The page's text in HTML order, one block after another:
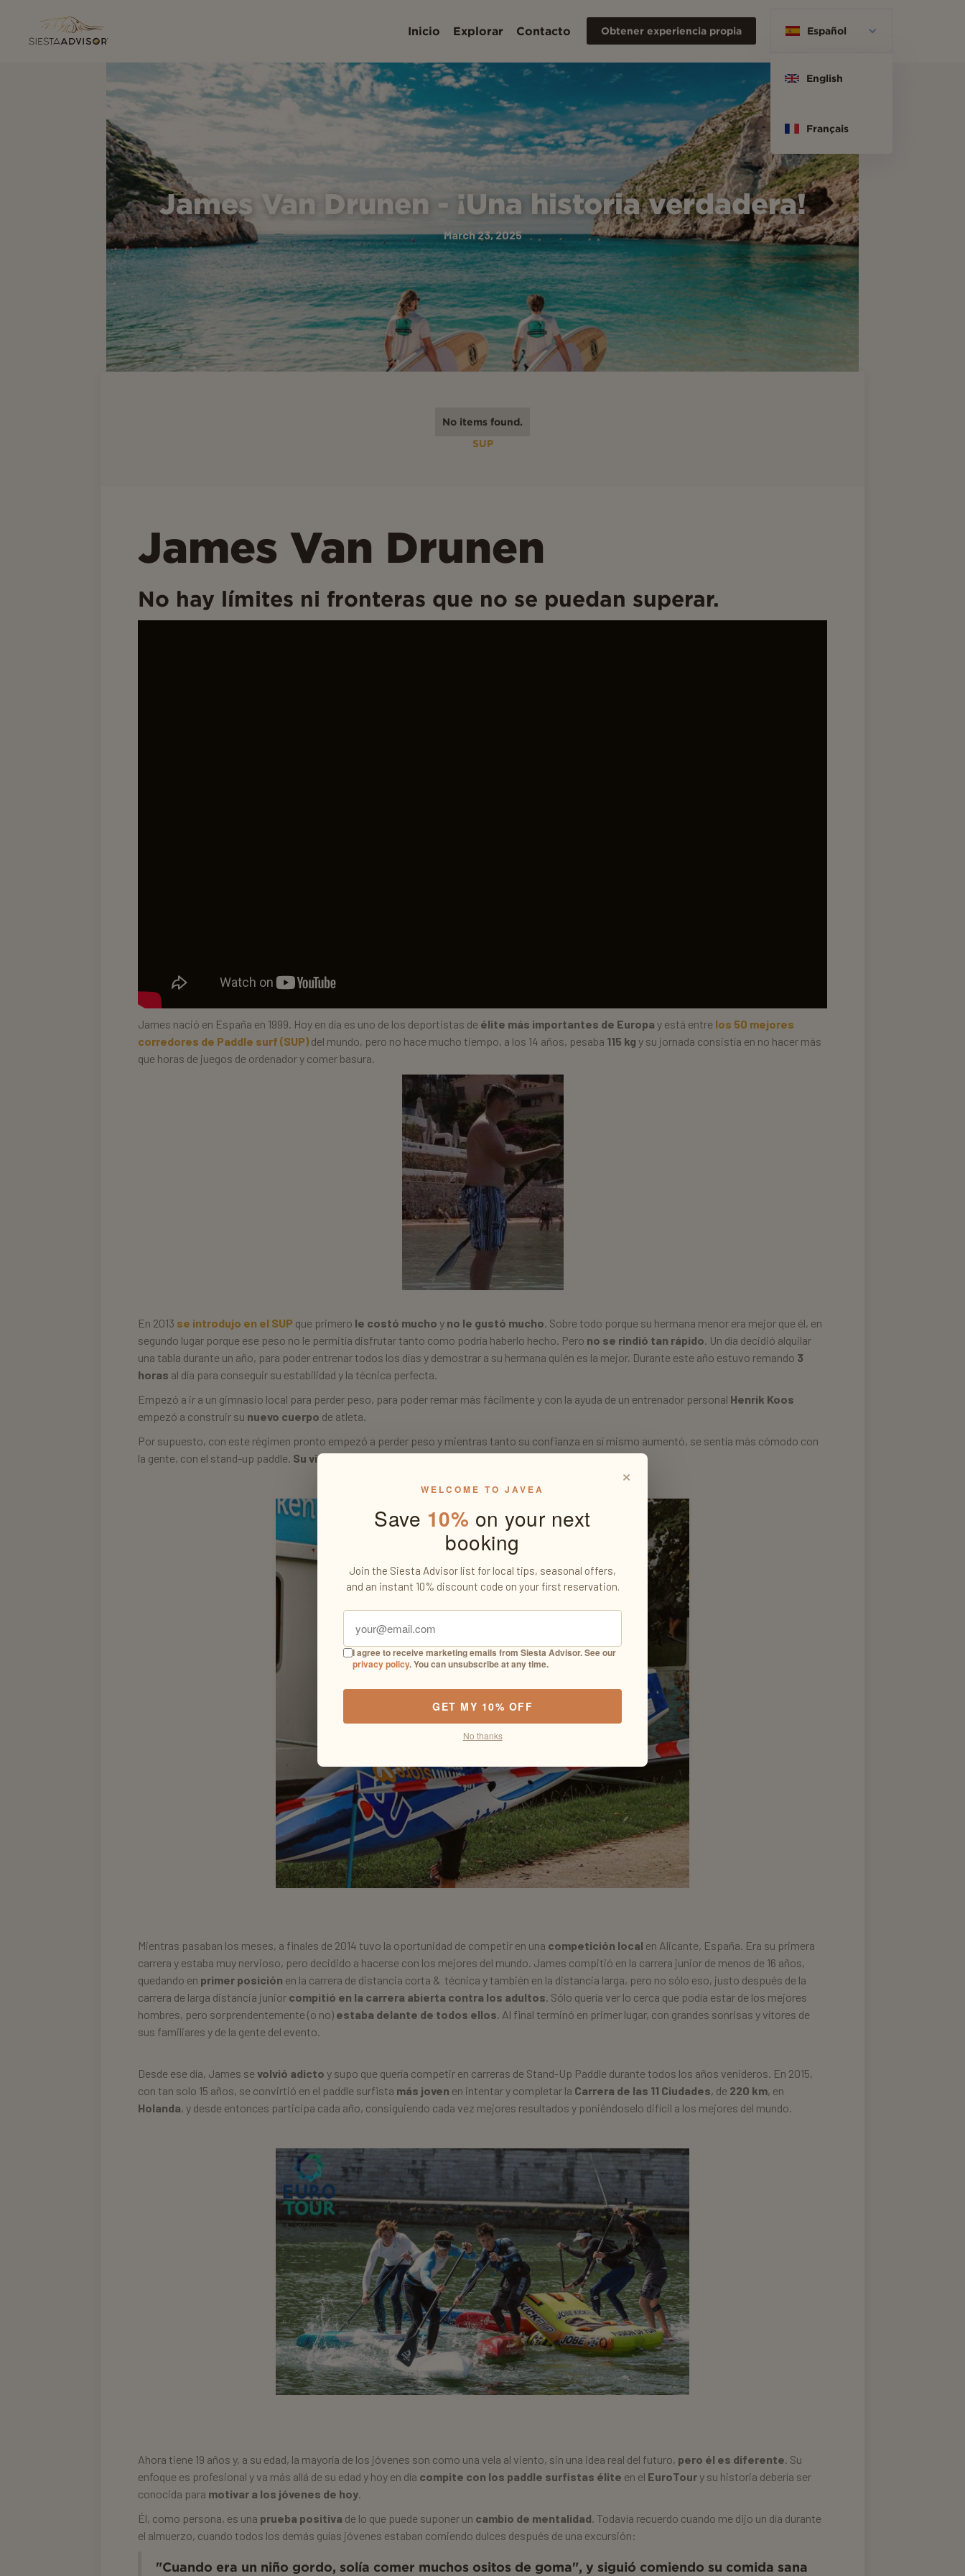
Inicio Explorar Contacto Obtener experiencia propia Español
English
Français
James Van Drunen - ¡Una historia verdadera!
March 23, 2025
No items found.
SUP
James Van Drunen
No hay límites ni fronteras que no se puedan superar.
James nació en España en 1999. Hoy en día es uno de los deportistas de élite más importantes de Europa y está entre los 50 mejores
corredores de Paddle surf (SUP)del mundo, pero no hace mucho tiempo, a los 14 años, pesaba 115 kg y su jornada consistía en no hacer más
que horas de juegos de ordenador y comer basura.
En 2013 se introdujo en el SUP que primero le costó mucho y no le gustó mucho. Sobre todo porque su hermana menor era mejor que él, en
segundo lugar porque ese peso no le permitía disfrutar tanto como podría haberlo hecho. Pero no se rindió tan rápido. Un día decidió alquilar
una tabla durante un año, para poder entrenar todos los días y demostrar a su hermana quién es la mejor. Durante este año estuvo remando 3
horas al día para conseguir su estabilidad y la técnica perfecta.
Empezó a ir a un gimnasio local para perder peso, para poder remar más fácilmente y con la ayuda de un entrenador personal Henrik Koos
empezó a construir su nuevo cuerpo de atleta.
Por supuesto, con este régimen pronto empezó a perder peso y mientras tanto su confianza en sí mismo aumentó, se sentía más cómodo con
la gente, con el stand-up paddle. Su vida cambió por completo. Ahora es una nueva persona en ciernes.
Mientras pasaban los meses, a finales de 2014 tuvo la oportunidad de competir en una competición local en Alicante, España. Era su primera
carrera y estaba muy nervioso, pero decidido a hacerse con los mejores del mundo. James compitió en la carrera junior de menos de 16 años,
quedando en primer posición en la carrera de distancia corta & técnica y también en la distancia larga, pero no sólo eso, justo después de la
carrera de larga distancia junior compitió en la carrera abierta contra los adultos. Sólo quería ver lo cerca que podía estar de los mejores
hombres, pero sorprendentemente (o no) estaba delante de todos ellos. Al final terminó en primer lugar, con grandes sonrisas y vítores de
sus familiares y de la gente del evento.
Desde ese día, James se volvió adicto y supo que quería competir en carreras de Stand-Up Paddle durante todos los años venideros. En 2015,
con tan solo 15 años, se convirtió en el paddle surfista más joven en intentar y completar la Carrera de las 11 Ciudades, de 220 km, en
Holanda, y desde entonces participa cada año, consiguiendo cada vez mejores resultados y poniéndoselo difícil a los mejores del mundo.
Ahora tiene 19 años y, a su edad, la mayoría de los jóvenes son como una vela al viento, sin una idea real del futuro, pero él es diferente. Su
enfoque es profesional y va más allá de su edad y hoy en día compite con los paddle surfistas élite en el EuroToury su historia debería ser
conocida para motivar a los jóvenes de hoy.
Él, como persona, es una prueba positiva de lo que puede suponer un cambio de mentalidad. Todavía recuerdo cuando me dijo un día durante
el almuerzo, cuando todos los demás guías jóvenes estaban comiendo dulces después de una excursión:
"Cuando era un niño gordo, solía comer muchos ositos de goma", y siguió comiendo su comida sana
×
WELCOME TO JAVEA
Save 10% on your next
booking
Join the Siesta Advisor list for local tips, seasonal offers,
and an instant 10% discount code on your first reservation.
I agree to receive marketing emails from Siesta Advisor. See our
privacy policy. You can unsubscribe at any time.
GET MY 10% OFF
No thanks